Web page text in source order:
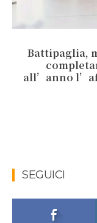
Battipaglia,
all’anno
SEGUICI